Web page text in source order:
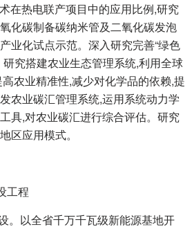
热电联产项目中的应用比例,研究
化碳制备碳纳米管及二氧化碳发泡
业化试点示范。深入研究完善“绿色
研究搭建农业生态管理系统,利用全球
农业精准性,减少对化学品的依赖,提
农业碳汇管理系统,运用系统动力学
具,对农业碳汇进行综合评估。研究
区应用模式。
工程
以全省千万千瓦级新能源基地开